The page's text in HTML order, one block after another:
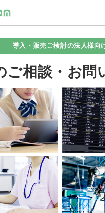
導入・販売ご検討の法人様向
ご相談・お問